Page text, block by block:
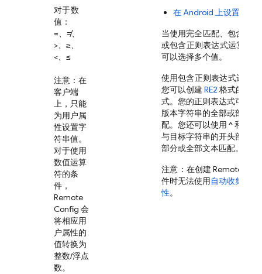
对于数
值 ：
=、≠、
>、≥、
<、≤
注意：在
客户端
上，只能
为用户属
性设置字
符串值。
对于使用
数值运算
符的条
件，
Remote
Config 会
将相应用
户属性的
值转换为
整数/浮点
数。
在 Android 上设置用户
当使用完全匹配、 包含
或包含正则表达式运算符
可以选择多个值。
使用包含正则表达式运算
您可以创建 RE2 格式的正
式。您的正则表达式可以与
版本字符串的全部或部分文
配。您还可以使用 ^和
与目标字符串的开头部分、
部分或全部文本匹配。
注意 ：在创建 Remote
件时无法使用 自动收集的用
性。